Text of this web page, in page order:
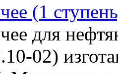
(1
для
02)